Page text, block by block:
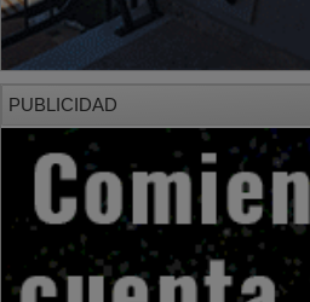
PUBLICIDAD